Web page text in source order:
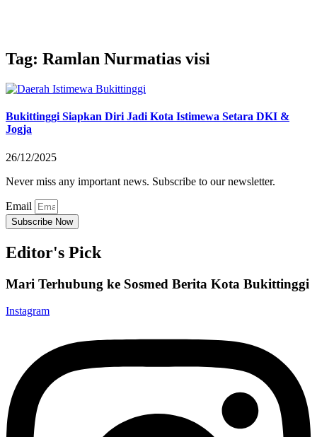
Tag: Ramlan Nurmatias visi
Bukittinggi Siapkan Diri Jadi Kota Istimewa Setara DKI &
Jogja
26/12/2025
Never miss any important news. Subscribe to our newsletter.
Email
Subscribe Now
Editor's Pick
Mari Terhubung ke Sosmed Berita Kota Bukittinggi
Instagram